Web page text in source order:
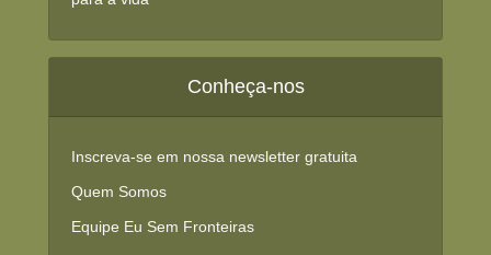
Conheça-nos
Inscreva-se em nossa newsletter gratuita
Quem Somos
Equipe Eu Sem Fronteiras